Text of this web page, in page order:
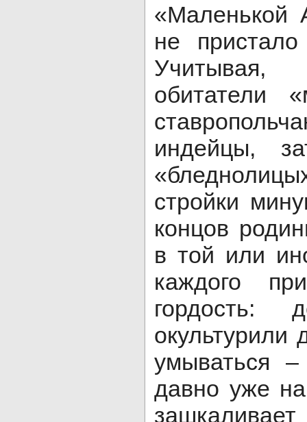
«Маленькой
не
обитатели
индейцы,
стройки
концов
в той или
каждого
гордость:
окультурили
умываться
давно уже